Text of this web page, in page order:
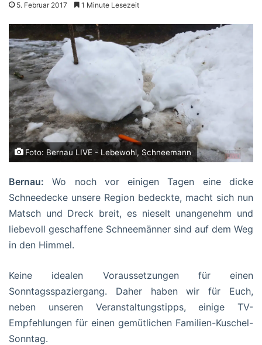
5. Februar 2017 1 Minute Lesezeit
Foto: Bernau LIVE - Lebewohl, Schneemann
Bernau: Wo noch vor einigen Tagen eine dicke
Schneedecke unsere Region bedeckte, macht sich nun
Matsch und Dreck breit, es nieselt unangenehm und
liebevoll geschaffene Schneemänner sind auf dem Weg
in den Himmel.
Keine idealen Voraussetzungen für einen
Sonntagsspaziergang. Daher haben wir für Euch,
neben unseren Veranstaltungstipps, einige TV-
Empfehlungen für einen gemütlichen Familien-Kuschel-
Sonntag.